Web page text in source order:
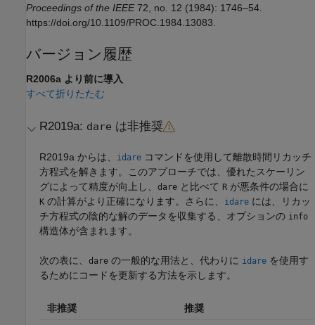
Proceedings of the IEEE72, no. 12 (1984): 1746–54.
https://doi.org/10.1109/PROC.1984.13083.
バージョン履歴
R2006a より前に導入
すべて折りたたむ
R2019a: dare は非推奨
R2019a からは、 idare コマンドを使用して離散時間リカッチ
方程式を解きます。このアプローチでは、優れたスケーリン
グによって精度が向上し、dare と比べて R が悪条件の場合に
K の計算がより正確になります。さらに、 idare には、リカッ
チ方程式の陰的な解のデータを収集する、オプションの info
構造体が含まれます。
次の表に、dare の一般的な用法と、代わりに idare を使用す
るためにコードを更新する方法を示します。
非推奨 推奨